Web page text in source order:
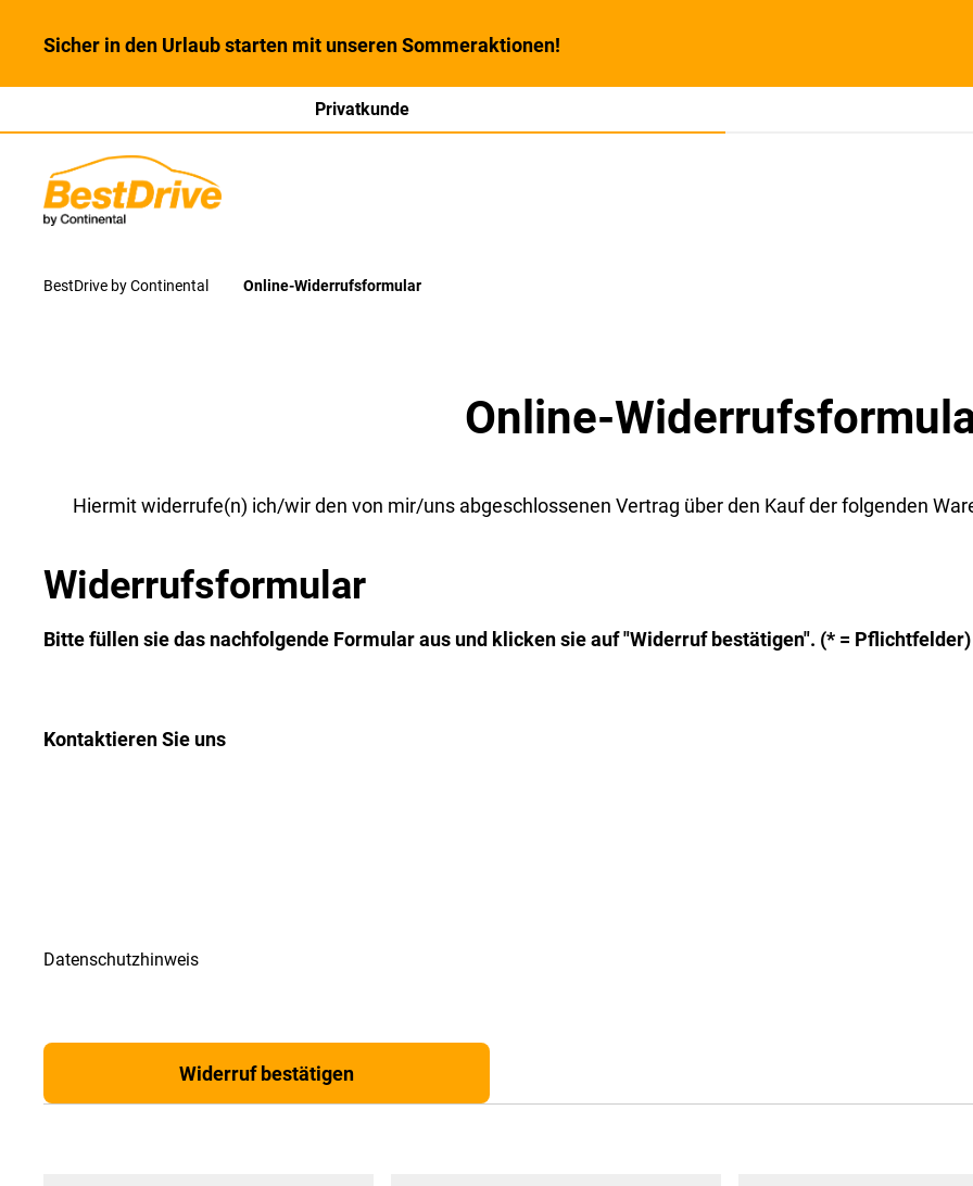
Sicher in den Urlaub starten mit unseren Sommeraktionen!
Privatkunde
BestDrive by Continental Online-Widerrufsformular
Online-
Hiermit widerrufe(n) ich/wir den von mir/uns abgeschlossenen Vertrag über den Kauf der folgenden
Widerrufsformular
Bitte füllen sie das nachfolgende Formular aus und klicken sie auf "Widerruf bestätigen". (* = Pflichtfelder)
Kontaktieren Sie uns
Datenschutzhinweis
Widerruf bestätigen